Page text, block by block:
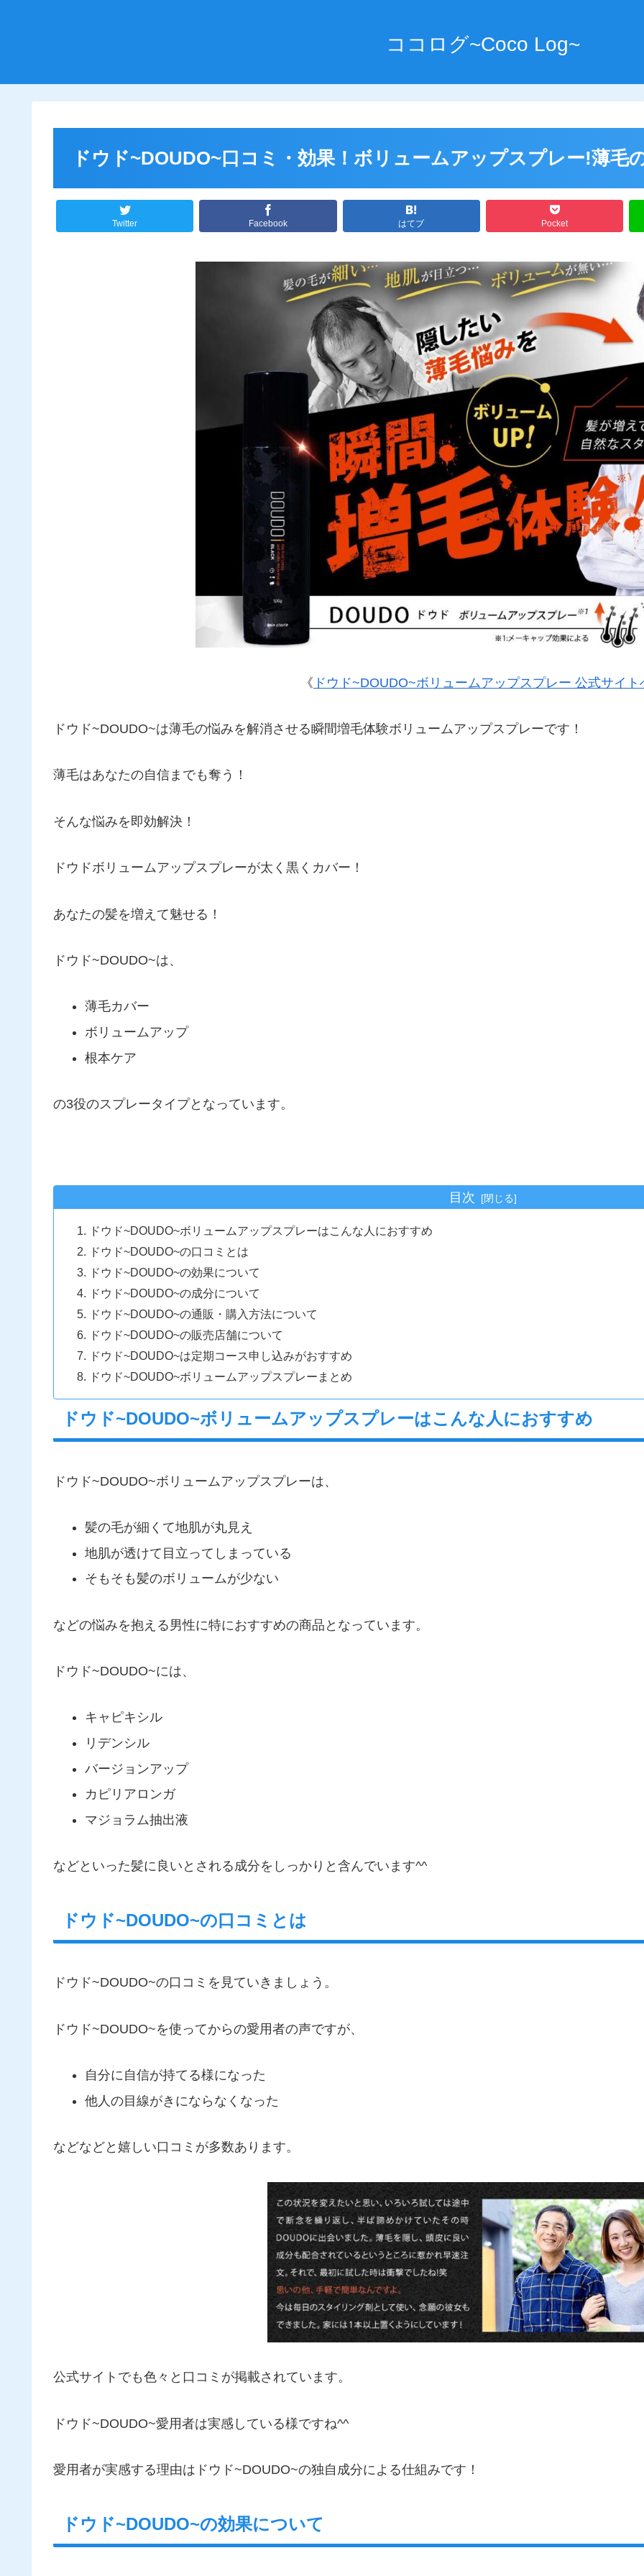
ココログ~Coco Log~
ドウド~DOUDO~口コミ・効果！ボリュームアップスプレー!薄毛
Twitter Facebook はてブ Pocket
《 ドウド~DOUDO~ボリュームアップスプレー 公式サイト
ドウド~DOUDO~は薄毛の悩みを解消させる瞬間増毛体験ボリュームアップスプレーです！
薄毛はあなたの自信までも奪う！
そんな悩みを即効解決！
ドウドボリュームアップスプレーが太く黒くカバー！
あなたの髪を増えて魅せる！
ドウド~DOUDO~は、
薄毛カバー
ボリュームアップ
根本ケア
の3役のスプレータイプとなっています。
目次
ドウド~DOUDO~ボリュームアップスプレーはこんな人におすすめ
ドウド~DOUDO~の口コミとは
ドウド~DOUDO~の効果について
ドウド~DOUDO~の成分について
ドウド~DOUDO~の通販・購入方法について
ドウド~DOUDO~の販売店舗について
ドウド~DOUDO~は定期コース申し込みがおすすめ
ドウド~DOUDO~ボリュームアップスプレーまとめ
ドウド~DOUDO~ボリュームアップスプレーはこんな人におすすめ
ドウド~DOUDO~ボリュームアップスプレーは、
髪の毛が細くて地肌が丸見え
地肌が透けて目立ってしまっている
そもそも髪のボリュームが少ない
などの悩みを抱える男性に特におすすめの商品となっています。
ドウド~DOUDO~には、
キャピキシル
リデンシル
バージョンアップ
カピリアロンガ
マジョラム抽出液
などといった髪に良いとされる成分をしっかりと含んでいます^^
ドウド~DOUDO~の口コミとは
ドウド~DOUDO~の口コミを見ていきましょう。
ドウド~DOUDO~を使ってからの愛用者の声ですが、
自分に自信が持てる様になった
他人の目線がきにならなくなった
などなどと嬉しい口コミが多数あります。
公式サイトでも色々と口コミが掲載されています。
ドウド~DOUDO~愛用者は実感している様ですね^^
愛用者が実感する理由はドウド~DOUDO~の独自成分による仕組みです！
ドウド~DOUDO~の効果について